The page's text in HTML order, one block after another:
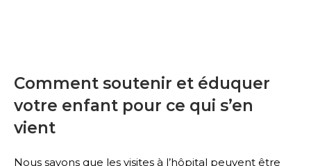
Comment soutenir et éduquer
votre enfant pour ce qui s’en
vient
Nous savons que les visites à l’hôpital peuvent être